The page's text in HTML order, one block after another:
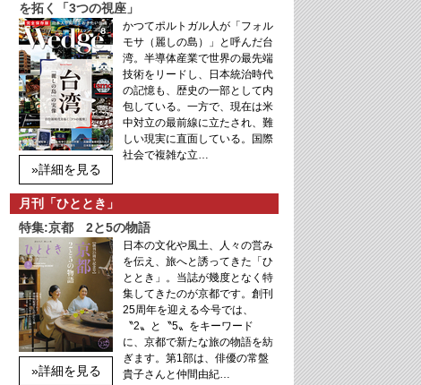
を拓く「3つの視座」
»詳細を見る
かつてポルトガル人が「フォル
モサ（麗しの島）」と呼んだ台
湾。半導体産業で世界の最先端
技術をリードし、日本統治時代
の記憶も、歴史の一部として内
包している。一方で、現在は米
中対立の最前線に立たされ、難
しい現実に直面している。国際
社会で複雑な立…
月刊「ひととき」
特集:京都 2と5の物語
»詳細を見る
日本の文化や風土、人々の営み
を伝え、旅へと誘ってきた「ひ
ととき」。当誌が幾度となく特
集してきたのが京都です。創刊
25周年を迎える今号では、
〝2〟と〝5〟をキーワード
に、京都で新たな旅の物語を紡
ぎます。第1部は、俳優の常盤
貴子さんと仲間由紀…